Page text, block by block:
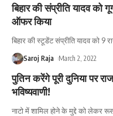
बिहार की संप्रीति यादव
ऑफर किया
बिहार की स्टूडेंट संप्रीति यादव को 9
Saroj Raja March 2, 2022
पुतिन करेंगे पूरी दुनिया पर
भविष्यवाणी!
नाटो में शामिल होने के मुद्दे को लेकर